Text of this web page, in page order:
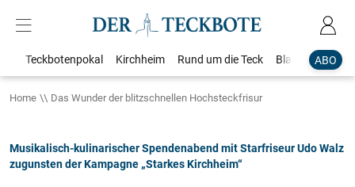
ABO
Teckbotenpokal Kirchheim Rund um die Teck Blaulicht
Home Das Wunder der blitzschnellen Hochsteckfrisur
Musikalisch-kulinarischer Spendenabend mit Starfriseur Udo Walz
zugunsten der Kampagne „Starkes Kirchheim“